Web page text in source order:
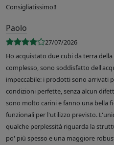
Consigliatissimo!!
Paolo
27/07/2026
Ho acquistato due cubi da terra
complesso, sono soddisfatto
impeccabile: i prodotti sono arrivati
condizioni perfette, senza alcun
sono molto carini e fanno una bella
funzionali per l'utilizzo previsto.
qualche perplessità riguarda la
po' più spesso e una maggiore